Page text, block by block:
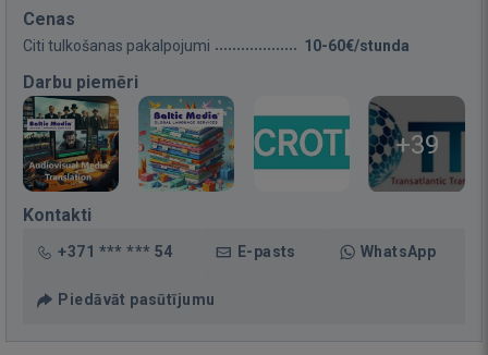
Cenas
Citi tulkošanas pakalpojumi 10-60€/stunda
Darbu piemēri
+39
Kontakti
+371 *** *** 54 E-pasts WhatsApp
Piedāvāt pasūtījumu